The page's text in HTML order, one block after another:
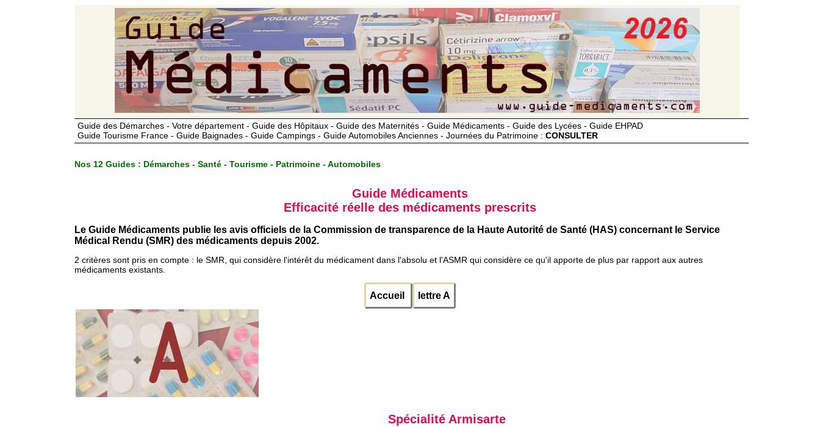
Guide des Démarches - Votre département - Guide des Hôpitaux - Guide des Maternités - Guide Médicaments - Guide des Lycées - Guide EHPAD
Guide Tourisme France - Guide Baignades - Guide Campings - Guide Automobiles Anciennes - Journées du Patrimoine : CONSULTER
Nos 12 Guides : Démarches - Santé - Tourisme - Patrimoine - Automobiles
Guide Médicaments
Efficacité réelle des médicaments prescrits
Le Guide Médicaments publie les avis officiels de la Commission de transparence de la Haute Autorité de Santé (HAS) concernant le Service
Médical Rendu (SMR) des médicaments depuis 2002.
2 critères sont pris en compte : le SMR, qui considère l'intérêt du médicament dans l'absolu et l'ASMR qui considère ce qu'il apporte de plus par rapport aux autres
médicaments existants.
Accueil lettre A
Spécialité Armisarte